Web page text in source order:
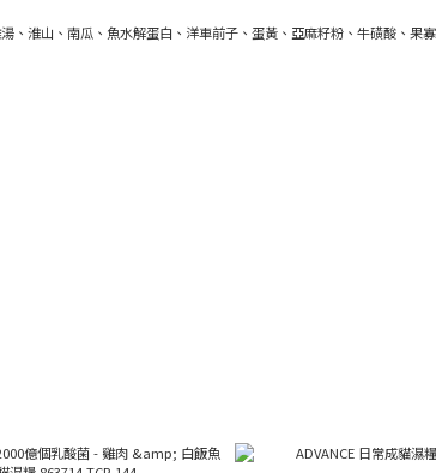
、淮山、南瓜、魚水解蛋白、洋車前子、蛋黃、亞麻籽粉、牛磺酸、果